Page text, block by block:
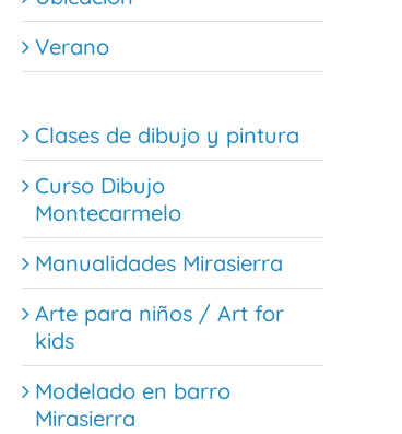
Verano
Clases de dibujo y pintura
Curso Dibujo
Montecarmelo
Manualidades Mirasierra
Arte para niños / Art for
kids
Modelado en barro
Mirasierra